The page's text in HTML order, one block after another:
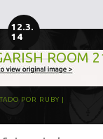
12.3.
14
ROOM
POR RUBY